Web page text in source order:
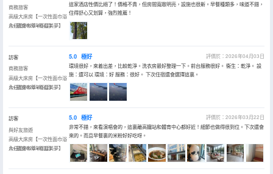
商務旅客
高級大床房【一次性面巾浴
巾+親膚布草+輕盈美夢】
入住於2026年04月
這家酒店性價比絕了！價格不貴，但房間寬敞明亮，設施也很新。早餐種類多，味道不錯，
住得舒心又划算，強烈推薦！
訪客
商務旅客
高級大床房【一次性面巾浴
巾+親膚布草+輕盈美夢】
入住於2026年04月
5.0 極好
評價於：2026年04月03日
環境很好，來着出差，比較乾淨。洗衣房最好整理一下。前台服務很好。 衞生：乾淨。 設
施：還可以 環境：好 服務：很好。 下次住宿還會選擇這裏。
訪客
與好友旅遊
高級大床房【一次性面巾浴
巾+親膚布草+輕盈美夢】
入住於2026年03月
5.0 極好
評價於：2026年03月22日
非常不錯，來看演唱會的，這裏離高鐵站和體育中心都好近！細節也做得很到位。下次還會
來的。而且早餐裏的米粉好好吃呀。